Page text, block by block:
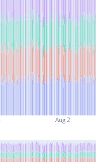
Aug 2